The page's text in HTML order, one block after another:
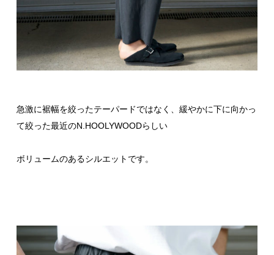
急激に裾幅を絞ったテーパードではなく、緩やかに下に向かっ
て絞った最近のN.HOOLYWOODらしい
ボリュームのあるシルエットです。